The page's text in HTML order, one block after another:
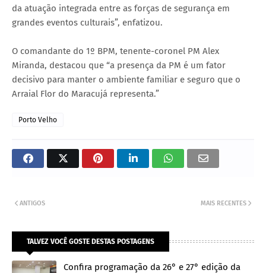
da atuação integrada entre as forças de segurança em
grandes eventos culturais”, enfatizou.
O comandante do 1º BPM, tenente-coronel PM Alex
Miranda, destacou que “a presença da PM é um fator
decisivo para manter o ambiente familiar e seguro que o
Arraial Flor do Maracujá representa.”
Porto Velho
MAIS RECENTES
ANTIGOS
TALVEZ VOCÊ GOSTE DESTAS POSTAGENS
Confira programação da 26° e 27° edição da